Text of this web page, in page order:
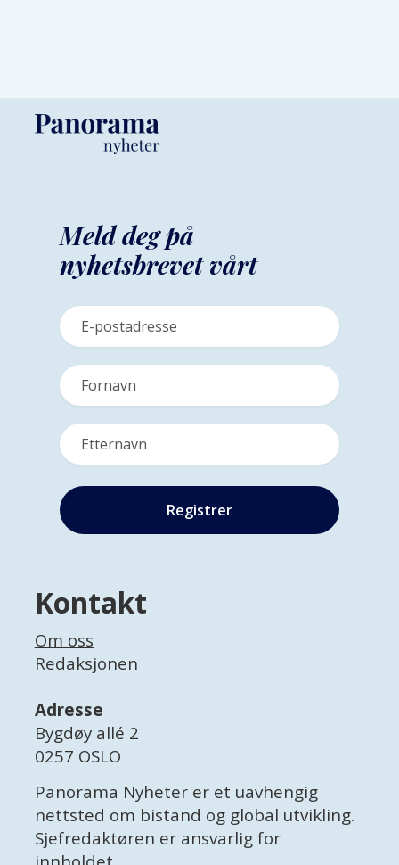
Meld deg på
nyhetsbrevet vårt
Kontakt
Om oss
Redaksjonen
Adresse
Bygdøy allé 2
0257 OSLO
Panorama Nyheter er et uavhengig
nettsted om bistand og global utvikling.
Sjefredaktøren er ansvarlig for